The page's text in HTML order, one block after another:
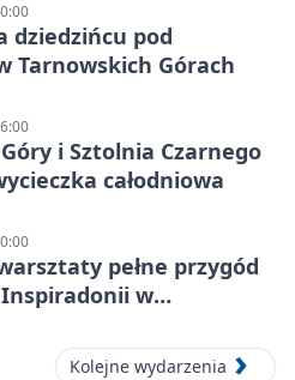
dziedzińcu pod
Tarnowskich Górach
i Sztolnia Czarnego
całodniowa
pełne przygód
w
Kolejne wydarzenia